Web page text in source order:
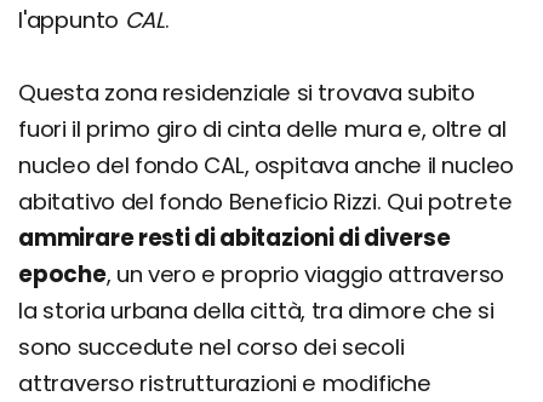
l'appunto CAL.
Questa zona residenziale si trovava subito
fuori il primo giro di cinta delle mura e, oltre al
nucleo del fondo CAL, ospitava anche il nucleo
abitativo del fondo Beneficio Rizzi. Qui potrete
ammirare resti di abitazioni di diverse
epoche, un vero e proprio viaggio attraverso
la storia urbana della città, tra dimore che si
sono succedute nel corso dei secoli
attraverso ristrutturazioni e modifiche